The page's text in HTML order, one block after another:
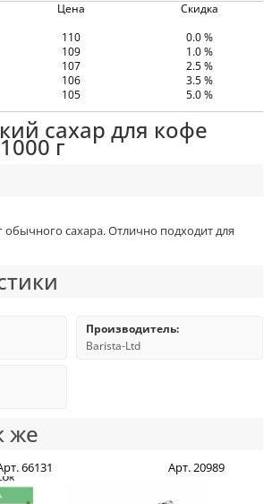
Цена
Скидка
110
0.0 %
109
1.0 %
107
2.5 %
106
3.5 %
105 5.0 %
сахар для кофе
г
обычного сахара. Отлично подходит для
Производитель:
Barista-Ltd
же
66131 Арт. 20989